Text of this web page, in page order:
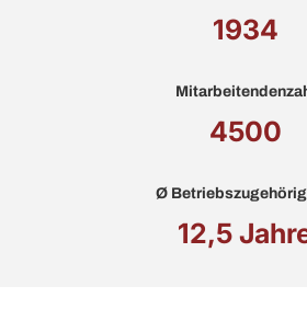
1934
4500
Ø
12,5